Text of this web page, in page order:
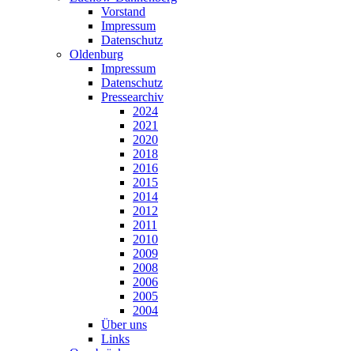
Vorstand
Impressum
Datenschutz
Oldenburg
Impressum
Datenschutz
Pressearchiv
2024
2021
2020
2018
2016
2015
2014
2012
2011
2010
2009
2008
2006
2005
2004
Über uns
Links